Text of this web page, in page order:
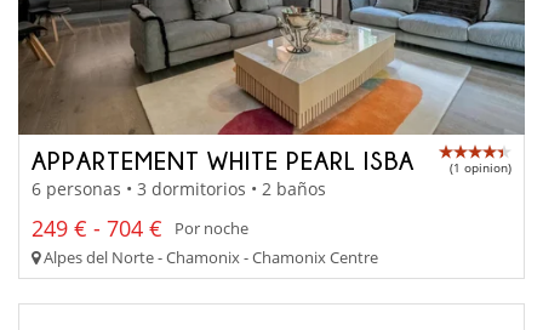
APPARTEMENT WHITE PEARL ISBA (1 opinion)
6 personas • 3 dormitorios • 2 baños
249 € - 704 €
Por noche
Alpes del Norte - Chamonix - Chamonix Centre